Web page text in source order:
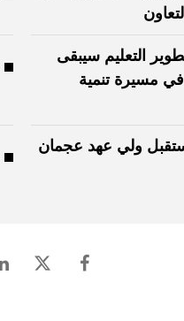
التعليم سيبقى
مسيرة تنمية
ولي عهد عجمان